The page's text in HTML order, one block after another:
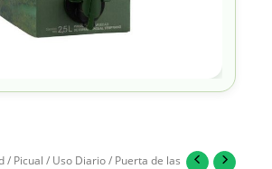
/ Picual / Uso Diario/ Puerta de las